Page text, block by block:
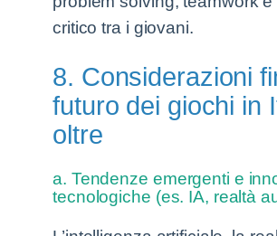
critico tra i giovani.
8. Considerazioni
futuro dei giochi in
oltre
a. Tendenze emergenti e
tecnologiche (es. IA, realtà